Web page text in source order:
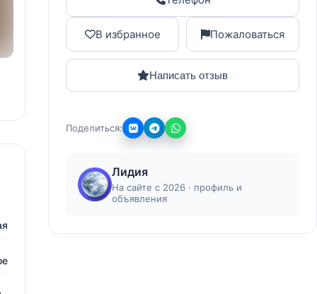
В избранное Пожаловаться
Написать отзыв
Поделиться:
Лидия
На сайте с 2026 · профиль и
объявления